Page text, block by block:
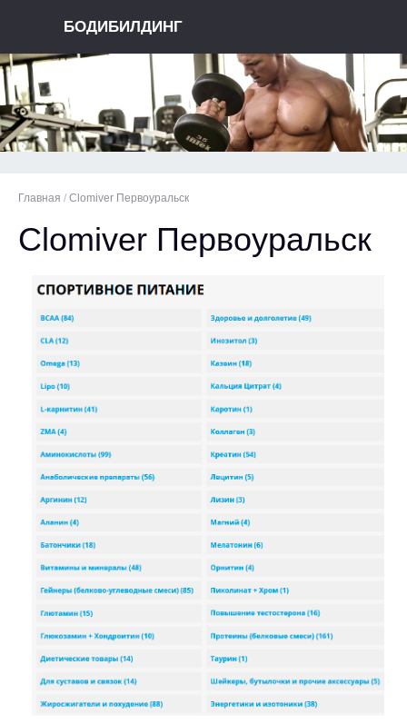
БОДИБИЛДИНГ
Главная / Clomiver Первоуральск
Clomiver Первоуральск